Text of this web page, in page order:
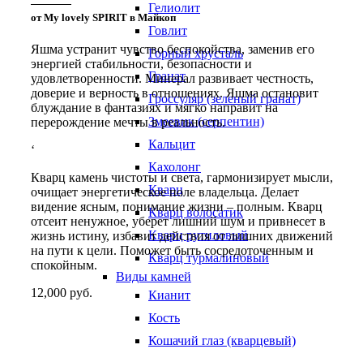
Гелиолит
Говлит
Горный хрусталь
Гранат
Гроссуляр (зеленый гранат)
Змеевик (серпентин)
Кальцит
Кахолонг
Кварц
Кварц волосатик
Кварц рутиловый
Кварц турмалиновый
Виды камней
Кианит
Кость
Кошачий глаз (кварцевый)
от My lovely SPIRIT в Майкоп
Яшма устранит чувство беспокойства, заменив его
энергией стабильности, безопасности и
удовлетворенности. Минерал развивает честность,
доверие и верность в отношениях. Яшма остановит
блуждание в фантазиях и мягко направит на
перерождение мечты в реальность.
‘
Кварц камень чистоты и света, гармонизирует мысли,
очищает энергетическое поле владельца. Делает
видение ясным, понимание жизни – полным. Кварц
отсеит ненужное, уберет лишний шум и привнесет в
жизнь истину, избавит действия от лишних движений
на пути к цели. Поможет быть сосредоточенным и
спокойным.
12,000 руб.